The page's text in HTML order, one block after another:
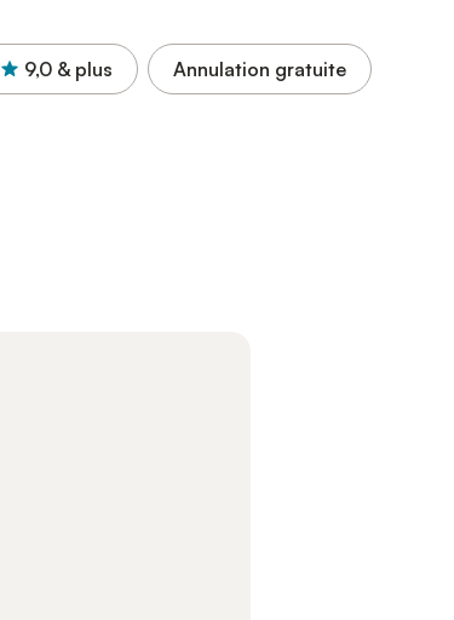
9,0 & plus Annulation gratuite